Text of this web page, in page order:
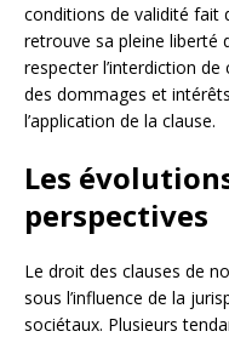
conditions de validité fait
retrouve sa pleine liberté
respecter l’interdiction
des dommages et
l’application de la clause.
Les
perspectives
Le droit des clauses de
sous l’influence de la
sociétaux. Plusieurs